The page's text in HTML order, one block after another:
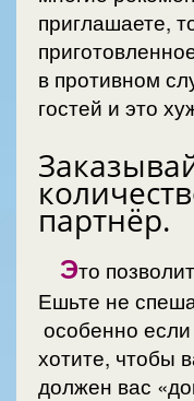
приглашаете,
в противном
гостей и
партнёр.
Это
Ешьте не
особенно
хотите, чтобы
должен вас